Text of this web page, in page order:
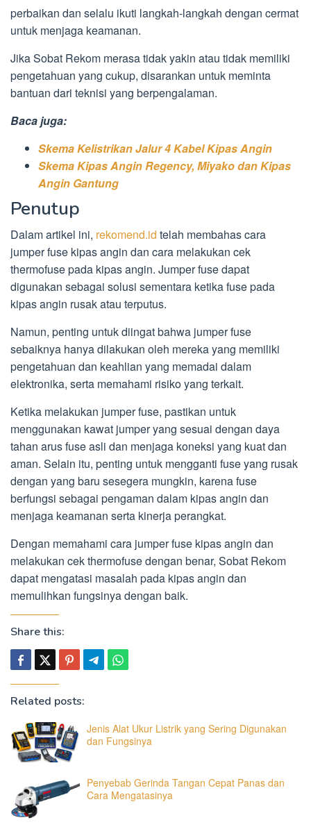
perbaikan dan selalu ikuti langkah-langkah dengan cermat
untuk menjaga keamanan.
Jika Sobat Rekom merasa tidak yakin atau tidak memiliki
pengetahuan yang cukup, disarankan untuk meminta
bantuan dari teknisi yang berpengalaman.
Baca juga:
Skema Kelistrikan Jalur 4 Kabel Kipas Angin
Skema Kipas Angin Regency, Miyako dan Kipas
Angin Gantung
Penutup
Dalam artikel ini, rekomend.id telah membahas cara
jumper fuse kipas angin dan cara melakukan cek
thermofuse pada kipas angin. Jumper fuse dapat
digunakan sebagai solusi sementara ketika fuse pada
kipas angin rusak atau terputus.
Namun, penting untuk diingat bahwa jumper fuse
sebaiknya hanya dilakukan oleh mereka yang memiliki
pengetahuan dan keahlian yang memadai dalam
elektronika, serta memahami risiko yang terkait.
Ketika melakukan jumper fuse, pastikan untuk
menggunakan kawat jumper yang sesuai dengan daya
tahan arus fuse asli dan menjaga koneksi yang kuat dan
aman. Selain itu, penting untuk mengganti fuse yang rusak
dengan yang baru sesegera mungkin, karena fuse
berfungsi sebagai pengaman dalam kipas angin dan
menjaga keamanan serta kinerja perangkat.
Dengan memahami cara jumper fuse kipas angin dan
melakukan cek thermofuse dengan benar, Sobat Rekom
dapat mengatasi masalah pada kipas angin dan
memulihkan fungsinya dengan baik.
Share this:
Related posts:
Jenis Alat Ukur Listrik yang Sering Digunakan
dan Fungsinya
Penyebab Gerinda Tangan Cepat Panas dan
Cara Mengatasinya